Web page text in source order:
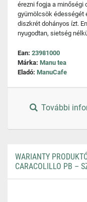
érezni fogja a minőségi
gyümölcsök édességét
diszkrét dohányos ízt.
nyugodtan, sietség
Ean: 23981000
Márka: Manu tea
Eladó: ManuCafe
További
WARIANTY
CARACOLILLO PB –